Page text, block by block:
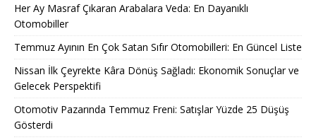
Her Ay Masraf Çıkaran Arabalara Veda: En Dayanıklı
Otomobiller
Temmuz Ayının En Çok Satan Sıfır Otomobilleri: En Güncel Liste
Nissan İlk Çeyrekte Kâra Dönüş Sağladı: Ekonomik Sonuçlar ve
Gelecek Perspektifi
Otomotiv Pazarında Temmuz Freni: Satışlar Yüzde 25 Düşüş
Gösterdi